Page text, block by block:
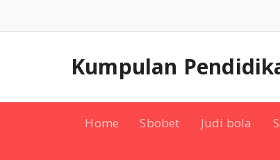
content
Kumpulan
Home Sbobet Judi bola